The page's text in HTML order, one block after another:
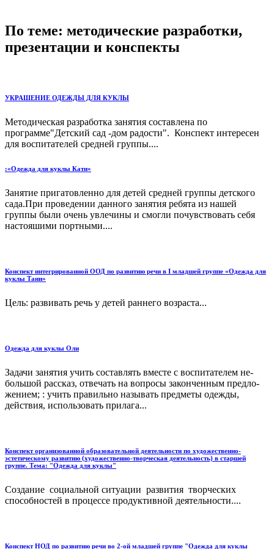
По теме: методические разработки,
презентации и конспекты
УКРАШЕНИЕ ОДЕЖДЫ ДЛЯ КУКЛЫ
Методическая разработка занятия составлена по
программе"Детский сад -дом радости". Конспект интересен
для воспитателей средней группы....
:«Одежда для куклы Кати»
Занятие пригатовленно для детей средней группы детского
сада.При проведении данного занятия ребята из нашей
группы были очень увлечины и смогли почувствовать себя
настояшими портными....
Конспект интегрированной ООД по развитию речи в I младшей группе «Одежда для
куклы Тани»
Цель: развивать речь у детей раннего возраста...
Одежда для куклы Оли
Задачи занятия учить составлять вместе с воспитателем не­
большой рассказ, отвечать на вопросы законченным предло­
жением; : учить правильно называть предметы одежды,
действия, использовать прилага...
Конспект организованной образовательной деятельности по художественно-
эстетическому развитию (художественно-творческая деятельность) в старшей
группе. Тема: "Одежда для куклы"
Создание социальной ситуации развития творческих
способностей в процессе продуктивной деятельности....
Конспект НОД по развитию речи во 2-ой младшей группе "Одежда для куклы